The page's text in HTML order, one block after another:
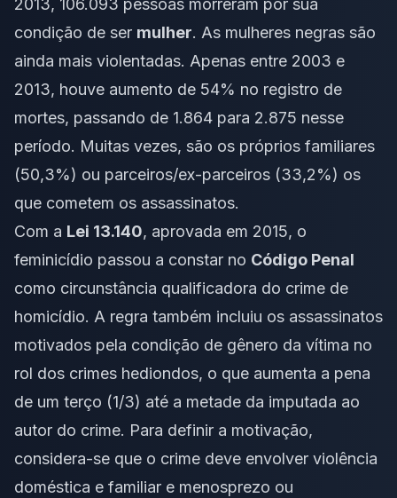
2013, 106.093 pessoas morreram por sua
condição de ser mulher. As mulheres negras são
ainda mais violentadas. Apenas entre 2003 e
2013, houve aumento de 54% no registro de
mortes, passando de 1.864 para 2.875 nesse
período. Muitas vezes, são os próprios familiares
(50,3%) ou parceiros/ex-parceiros (33,2%) os
que cometem os assassinatos.
Com a Lei 13.140, aprovada em 2015, o
feminicídio passou a constar no Código Penal
como circunstância qualificadora do crime de
homicídio. A regra também incluiu os assassinatos
motivados pela condição de gênero da vítima no
rol dos crimes hediondos, o que aumenta a pena
de um terço (1/3) até a metade da imputada ao
autor do crime. Para definir a motivação,
considera-se que o crime deve envolver violência
doméstica e familiar e menosprezo ou